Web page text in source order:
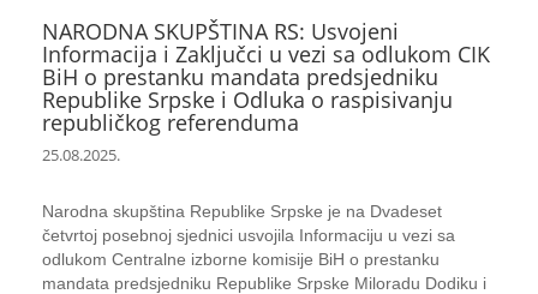
NARODNA SKUPŠTINA RS: Usvojeni
Informacija i Zaključci u vezi sa odlukom CIK
BiH o prestanku mandata predsjedniku
Republike Srpske i Odluka o raspisivanju
republičkog referenduma
25.08.2025.
Narodna skupština Republike Srpske je na Dvadeset
četvrtoj posebnoj sjednici usvojila Informaciju u vezi sa
odlukom Centralne izborne komisije BiH o prestanku
mandata predsjedniku Republike Srpske Miloradu Dodiku i